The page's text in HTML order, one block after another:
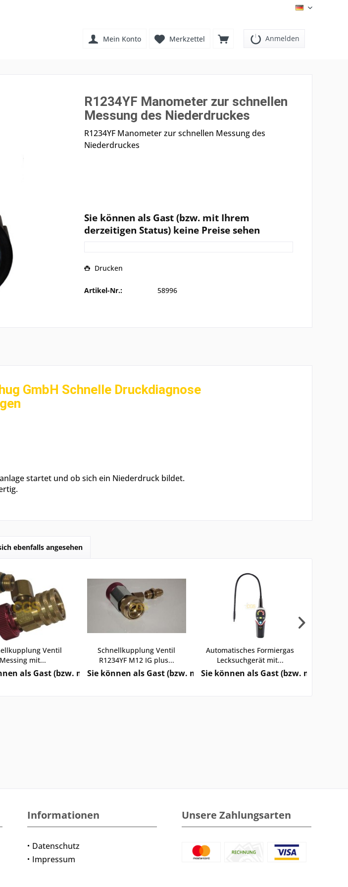
DE
Anmelden
Merkzettel
Mein Konto
R1234YF Manometer zur schnellen
Messung des Niederdruckes
R1234YF Manometer zur schnellen Messung des
Niederdruckes
Sie können als Gast (bzw. mit Ihrem
derzeitigen Status) keine Preise sehen
Drucken
Artikel-Nr.: 58996
GmbH Schnelle Druckdiagnose
startet und ob sich ein Niederdruck bildet.
ebenfalls angesehen
Status) keine Preise sehen
Ventil
Messing mit...
als Gast (bzw. mit Ihrem derzeitigen Status) keine Preise sehen
Schnellkupplung Ventil
R1234YF M12 IG plus...
Sie können als Gast (bzw. mit Ihrem derzeitigen Status) keine
Automatisches Formiergas
Lecksuchgerät mit...
Sie können als Gast (bzw. mit Ihrem
Informationen
Datenschutz
Impressum
Unsere Zahlungsarten